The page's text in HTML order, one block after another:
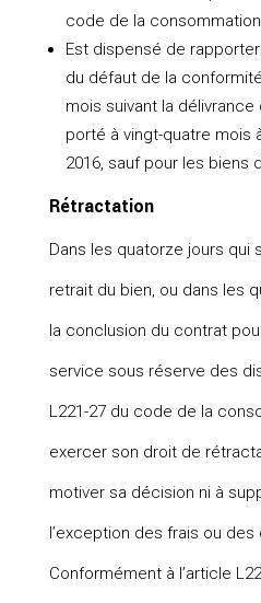
code de la
Est dispensé de
du défaut de la
mois suivant la
porté à vingt-quatre mois
2016, sauf pour les biens
Rétractation
Dans les quatorze jours qui
retrait du bien, ou dans les
la conclusion du contrat
service sous réserve des
L221-27 du code de la
exercer son droit de
motiver sa décision ni à
l’exception des frais ou
Conformément à l’article